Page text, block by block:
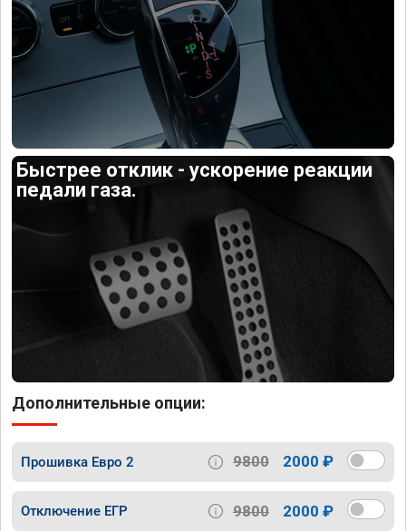
Быстрее отклик - ускорение реакции
педали газа.
Дополнительные опции:
Прошивка Евро 2 9800 2000 ₽
Отключение ЕГР 9800 2000 ₽